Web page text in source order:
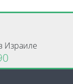
Израиле